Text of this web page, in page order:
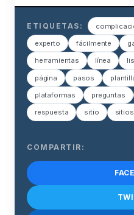
ETIQUETAS:
experto fácilmente
herramientas línea
página pasos
plataformas preguntas
respuesta sitio sitios
COMPARTIR: